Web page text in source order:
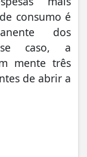
consumo é
dos
caso, a
mente três
de abrir a